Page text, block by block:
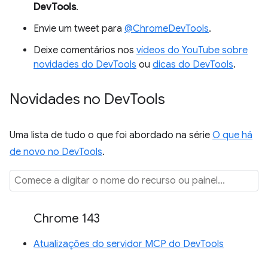
DevTools.
Envie um tweet para @ChromeDevTools.
Deixe comentários nos vídeos do YouTube sobre
novidades do DevTools ou dicas do DevTools.
Novidades no DevTools
Uma lista de tudo o que foi abordado na série O que há
de novo no DevTools.
Chrome 143
Atualizações do servidor MCP do DevTools